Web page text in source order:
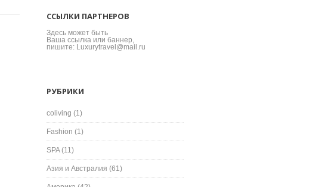
ССЫЛКИ ПАРТНЕРОВ
Здесь может быть
Ваша ссылка или баннер,
пишите: Luxurytravel@mail.ru
РУБРИКИ
coliving (1)
Fashion (1)
SPA(11)
Азия и Австралия (61)